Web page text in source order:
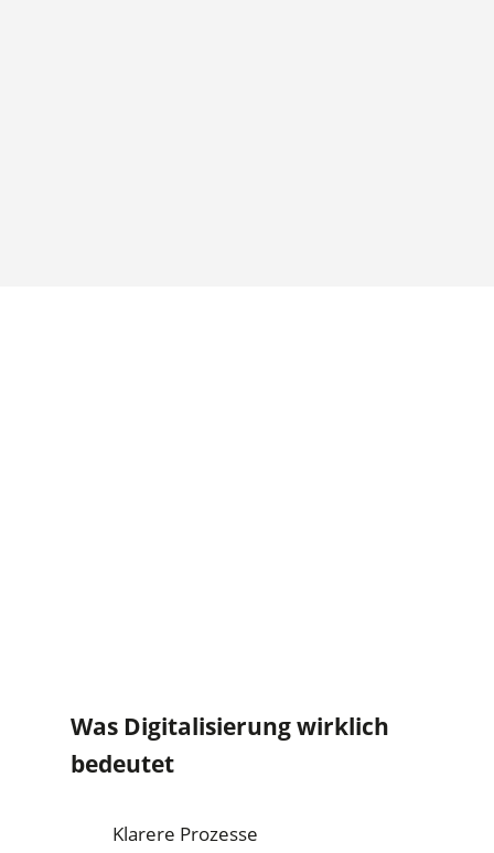
Was Digitalisierung wirklich
bedeutet
Klarere Prozesse